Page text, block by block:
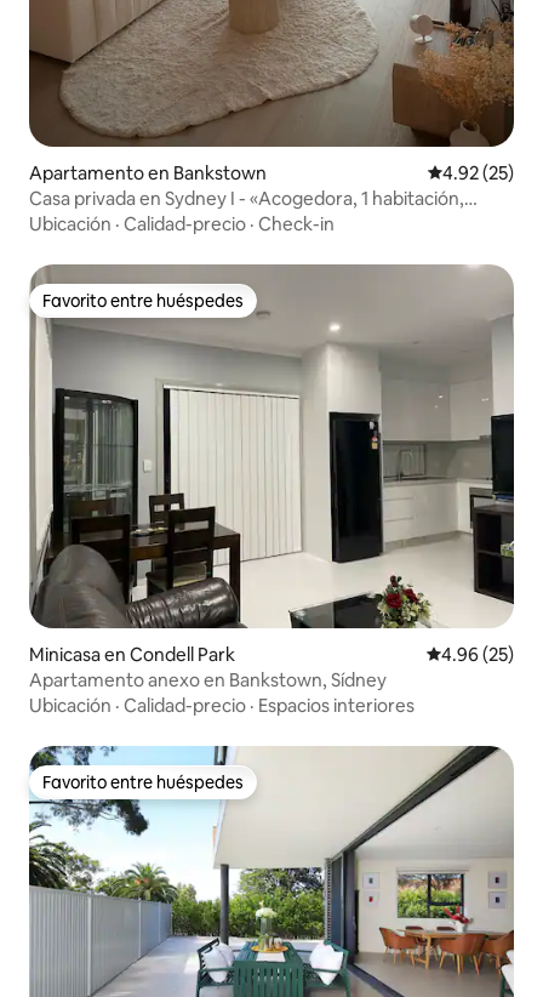
Apartamento en Bankstown Calificación
4.92 (25)
Casa privada en Sydney I - «Acogedora, 1 habitación,
tranquila, centro de la ciudad»
Ubicación · Calidad-precio · Check-in
Favorito entre huéspedes
Favorito entre huéspedes
Minicasa en Condell Park Calificación
4.96 (25)
Apartamento anexo en Bankstown, Sídney
Ubicación · Calidad-precio · Espacios interiores
Favorito entre huéspedes
Favorito entre huéspedes